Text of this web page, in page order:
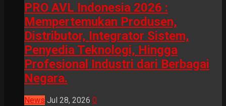
PRO AVL Indonesia 2026 :
Mempertemukan Produsen,
Distributor, Integrator Sistem,
Penyedia Teknologi, Hingga
Profesional Industri dari Berbagai
Negara.
News Jul 28, 2026 0